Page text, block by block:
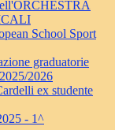
School Sport
graduatorie
2026
ex studente
- 1^